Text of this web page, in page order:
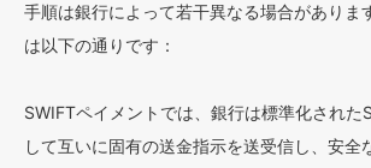
手順は銀行によって若干異なる場合がありま
は以下の通りです：
SWIFTペイメントでは、銀行は標準化された
して互いに固有の送金指示を送受信し、安全